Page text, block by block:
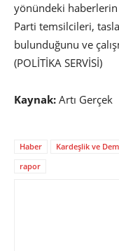
yönündeki haberlerin
Parti temsilcileri,
bulunduğunu ve
(POLİTİKA SERVİSİ)
Kaynak: Artı Gerçek
Haber Kardeşlik ve
rapor